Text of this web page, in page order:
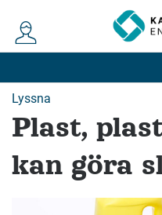
Lyssna
Plast,
kan göra